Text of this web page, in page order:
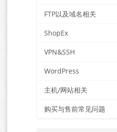
FTP以及域名相关
ShopEx
VPN&SSH
WordPress
主机/网站相关
购买与售前常见问题